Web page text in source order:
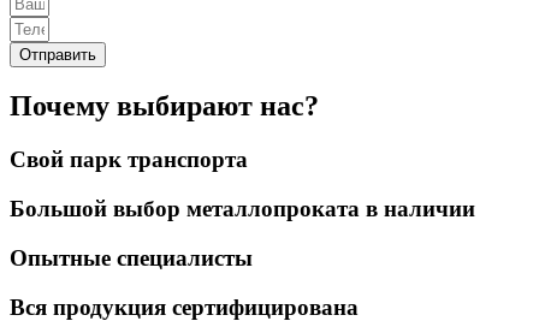
Отправить
Почему выбирают нас?
Свой парк транспорта
Большой выбор металлопроката в наличии
Опытные специалисты
Вся продукция сертифицирована